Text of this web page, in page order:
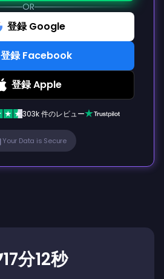
OR
登録 Google
登録 Facebook
登録 Apple
303k 件のレビュー
Your Data is Secure
17分12秒